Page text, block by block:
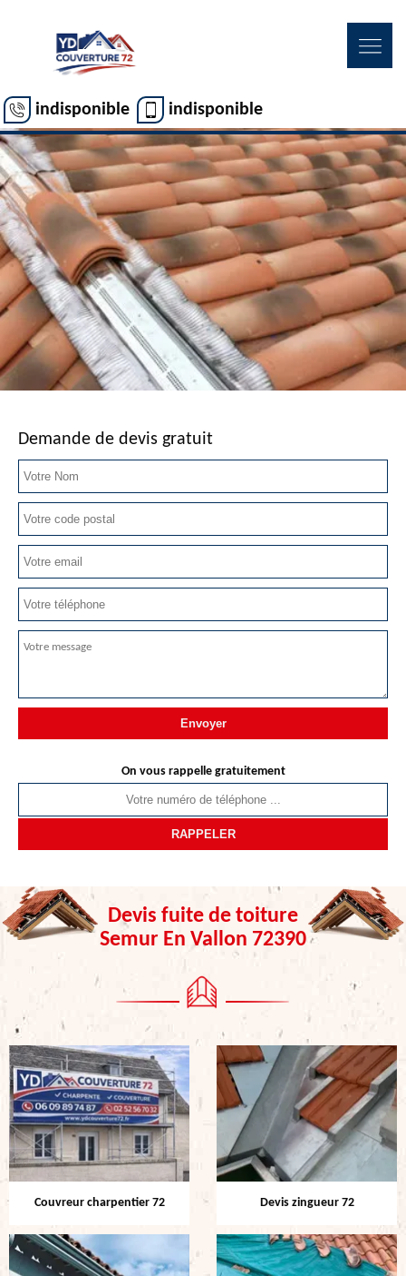
indisponible indisponible
Demande de devis gratuit
On vous rappelle gratuitement
Devis fuite de toiture
Semur En Vallon 72390
Couvreur charpentier 72 Devis zingueur 72